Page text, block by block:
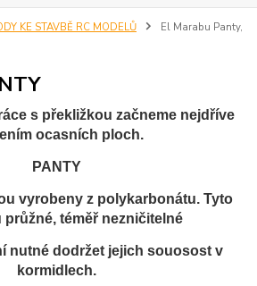
KE STAVBĚ RC MODELŮ
El Marabu Panty,
s překližkou začneme nejdříve
ocasních ploch.
PANTY
vyrobeny z polykarbonátu. Tyto
průžné, téměř nezničitelné
nutné dodržet jejich souosost v
kormidlech.